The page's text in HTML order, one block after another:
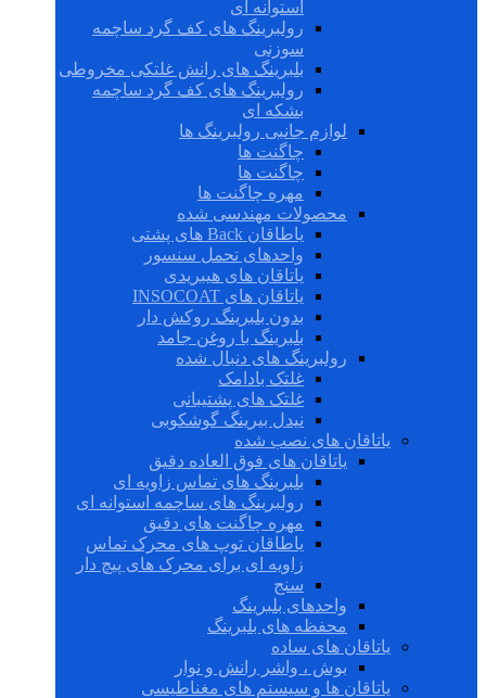
استوانه ای
رولبرینگ های کف گرد ساچمه
سوزنی
بلبرینگ های رانش غلتکی مخروطی
رولبرینگ های کف گرد ساچمه
بشکه ای
لوازم جانبی رولبرینگ ها
چاگنت ها
چاگنت ها
مهره چاگنت ها
محصولات مهندسی شده
یاطاقان Back های پشتی
واحدهای تحمل سنسور
یاتاقان های هیبریدی
یاتاقان های INSOCOAT
بدون بلبرینگ روکش دار
بلبرینگ با روغن جامد
رولبرینگ های دنبال شده
غلتک بادامک
غلتک های پشتیبانی
نیدل بیرینگ گوشکوبی
یاتاقان های نصب شده
یاتاقان های فوق العاده دقیق
بلبرینگ های تماس زاویه ای
رولبرینگ های ساچمه استوانه ای
مهره چاگنت های دقیق
یاطاقان توپ های محرک تماس
زاویه ای برای محرک های پیچ دار
سنج
واحدهای بلبرینگ
محفظه های بلبرینگ
یاتاقان های ساده
بوش ، واشر رانش و نوار
یاتاقان ها و سیستم های مغناطیسی